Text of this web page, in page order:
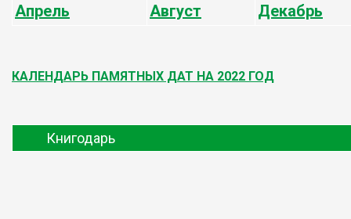
Апрель
Август Декабрь
КАЛЕНДАРЬ ПАМЯТНЫХ ДАТ НА 2022 ГОД
Книгодарь